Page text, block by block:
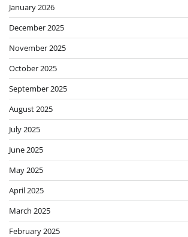
January 2026
December 2025
November 2025
October 2025
September 2025
August 2025
July 2025
June 2025
May 2025
April 2025
March 2025
February 2025